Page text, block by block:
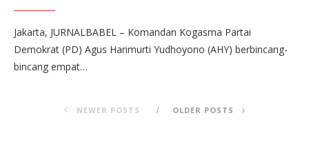
Jakarta, JURNALBABEL – Komandan Kogasma Partai
Demokrat (PD) Agus Harimurti Yudhoyono (AHY) berbincang-
bincang empat…
NEWER POSTS OLDER POSTS